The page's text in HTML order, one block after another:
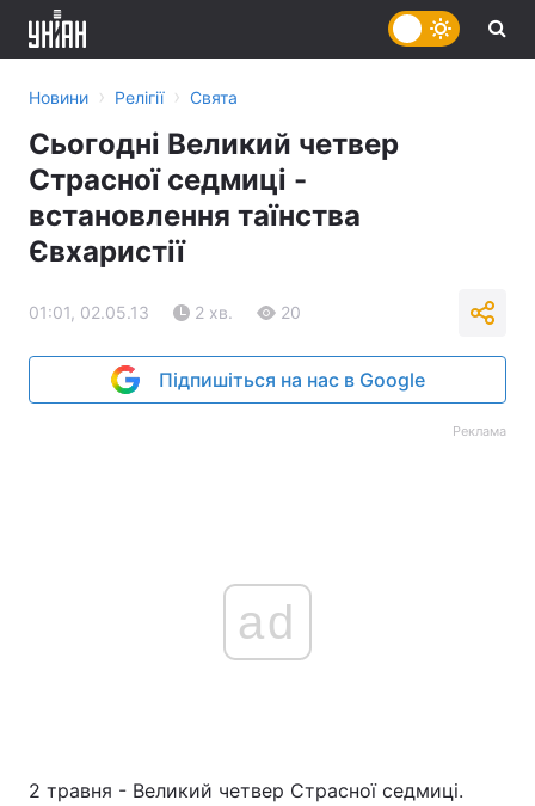
Новини › Релігії › Свята
Сьогодні Великий четвер
Страсної седмиці -
встановлення таїнства
Євхаристії
01:01, 02.05.13 2 хв. 20
Підпишіться на нас в Google
Реклама
ad
2 травня - Великий четвер Страсної седмиці.